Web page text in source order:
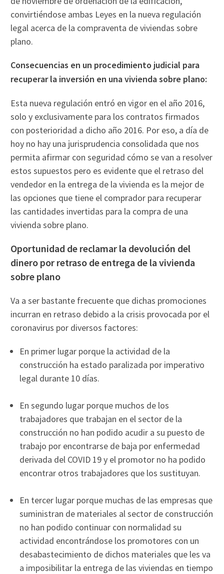
convirtiéndose ambas Leyes en la nueva regulación
legal acerca de la compraventa de viviendas sobre
plano.
Consecuencias en un procedimiento judicial para
recuperar la inversión en una vivienda sobre plano:
Esta nueva regulación entró en vigor en el año 2016,
solo y exclusivamente para los contratos firmados
con posterioridad a dicho año 2016. Por eso, a día de
hoy no hay una jurisprudencia consolidada que nos
permita afirmar con seguridad cómo se van a resolver
estos supuestos pero es evidente que el retraso del
vendedor en la entrega de la vivienda es la mejor de
las opciones que tiene el comprador para recuperar
las cantidades invertidas para la compra de una
vivienda sobre plano.
Oportunidad de reclamar la devolución del
dinero por retraso de entrega de la vivienda
sobre plano
Va a ser bastante frecuente que dichas promociones
incurran en retraso debido a la crisis provocada por el
coronavirus por diversos factores:
En primer lugar porque la actividad de la
construcción ha estado paralizada por imperativo
legal durante 10 días.
En segundo lugar porque muchos de los
trabajadores que trabajan en el sector de la
construcción no han podido acudir a su puesto de
trabajo por encontrarse de baja por enfermedad
derivada del COVID 19 y el promotor no ha podido
encontrar otros trabajadores que los sustituyan.
En tercer lugar porque muchas de las empresas que
suministran de materiales al sector de construcción
no han podido continuar con normalidad su
actividad encontrándose los promotores con un
desabastecimiento de dichos materiales que les va
a imposibilitar la entrega de las viviendas en tiempo